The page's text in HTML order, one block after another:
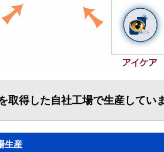
取得した自社工場で生産してい
生産